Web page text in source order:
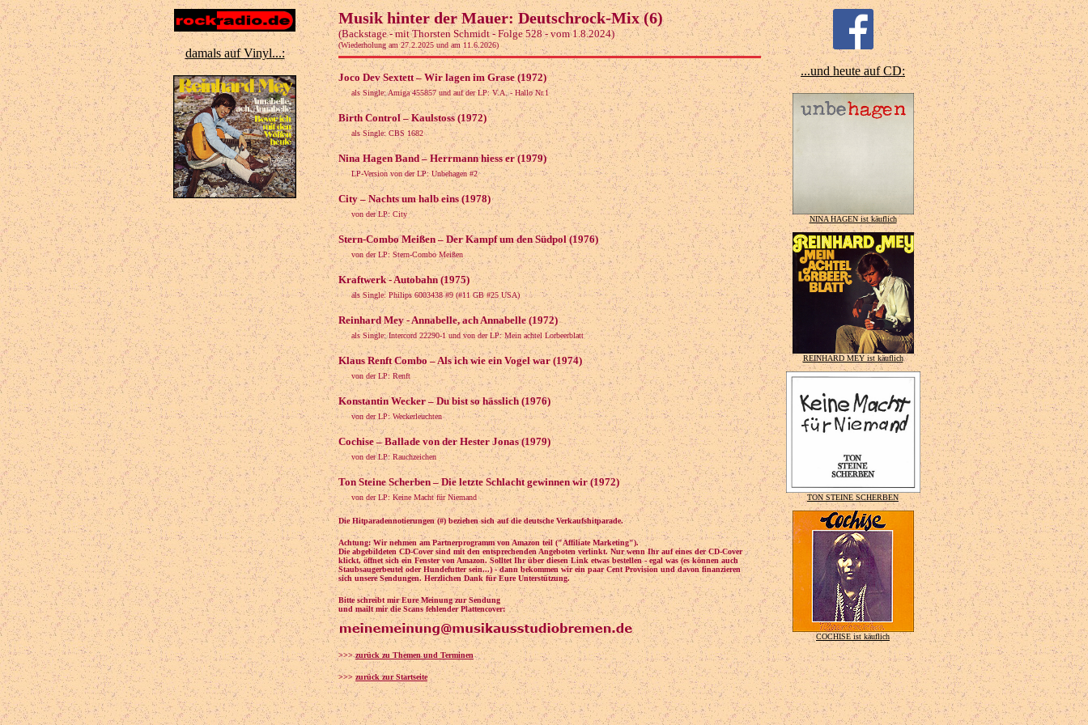
damals auf Vinyl...:
Musik hinter der Mauer: Deutschrock-Mix (6)
(Backstage - mit Thorsten Schmidt - Folge 528 - vom 1.8.2024)
(Wiederholung am 27.2.2025 und am 11.6.2026)
Joco Dev Sextett – Wir lagen im Grase (1972)
als Single: Amiga 455857 und auf der LP: V.A. - Hallo Nr.1
Birth Control – Kaulstoss (1972)
als Single: CBS 1682
Nina Hagen Band – Herrmann hiess er (1979)
LP-Version von der LP: Unbehagen #2
City – Nachts um halb eins (1978)
von der LP: City
Stern-Combo Meißen – Der Kampf um den Südpol (1976)
von der LP: Stern-Combo Meißen
Kraftwerk - Autobahn (1975)
als Single: Philips 6003438 #9 (#11 GB #25 USA)
Reinhard Mey - Annabelle, ach Annabelle (1972)
als Single: Intercord 22290-1 und von der LP: Mein achtel Lorbeerblatt
Klaus Renft Combo – Als ich wie ein Vogel war (1974)
von der LP: Renft
Konstantin Wecker – Du bist so hässlich (1976)
von der LP: Weckerleuchten
Cochise – Ballade von der Hester Jonas (1979)
von der LP: Rauchzeichen
Ton Steine Scherben – Die letzte Schlacht gewinnen wir (1972)
von der LP: Keine Macht für Niemand
Die Hitparadennotierungen (#) beziehen sich auf die deutsche Verkaufshitparade.
Achtung: Wir nehmen am Partnerprogramm von Amazon teil ("Affiliate Marketing").
Die abgebildeten CD-Cover sind mit den entsprechenden Angeboten verlinkt. Nur wenn Ihr auf eines der CD-Cover
klickt, öffnet sich ein Fenster von Amazon. Solltet Ihr über diesen Link etwas bestellen - egal was (es können auch
Staubsaugerbeutel oder Hundefutter sein...) - dann bekommen wir ein paar Cent Provision und davon finanzieren
sich unsere Sendungen. Herzlichen Dank für Eure Unterstützung.
Bitte schreibt mir Eure Meinung zur Sendung
und mailt mir die Scans fehlender Plattencover:
>>>zurück zu Themen und Terminen
>>> zurück zur Startseite
...und heute auf CD:
NINA HAGEN ist käuflich
REINHARD MEY ist käuflich
TON STEINE SCHERBEN
COCHISE ist käuflich